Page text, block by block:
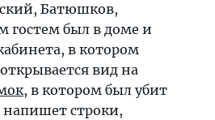
Батюшков,
гостем был в доме и
в котором
вид на
, в котором был убит
напишет строки,